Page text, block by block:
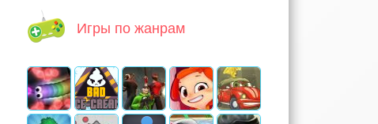
Игры по жанрам